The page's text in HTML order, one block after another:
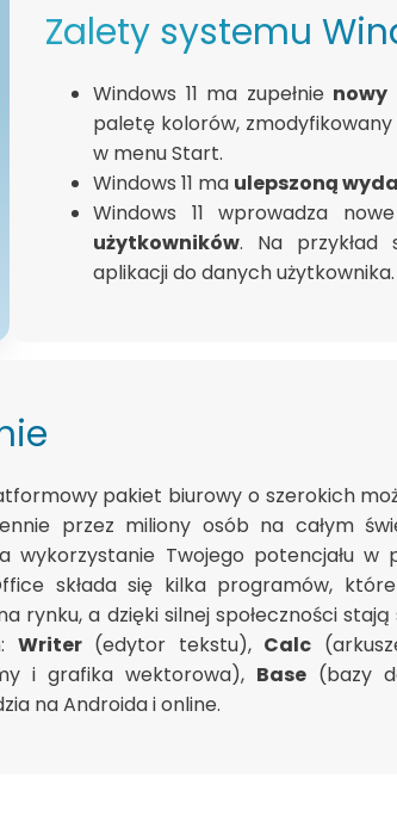
Zalety systemu
Windows 11 ma zupełnie nowy
paletę kolorów,
w menu Start.
Windows 11 ma ulepszoną
Windows 11 wprowadza
użytkowników. Na przykład
aplikacji do danych użytkownika.
pakiet biurowy o szerokich
przez miliony osób na całym
wykorzystanie Twojego potencjału w
składa się kilka programów,
rynku, a dzięki silnej społeczności
Writer(edytor tekstu), Calc
i grafika wektorowa), Base (bazy
na Androida i online.